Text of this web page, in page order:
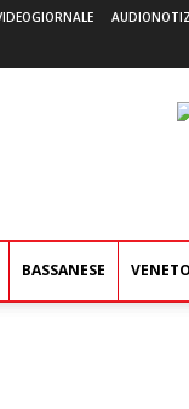
BASSANESE VENETO